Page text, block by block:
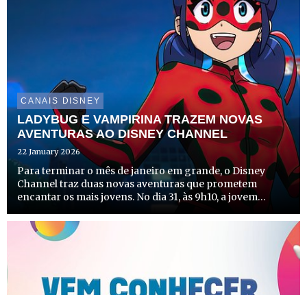
CANAIS DISNEY
LADYBUG E VAMPIRINA TRAZEM NOVAS
AVENTURAS AO DISNEY CHANNEL
22 January 2026
Para terminar o mês de janeiro em grande, o Disney
Channel traz duas novas aventuras que prometem
encantar os mais jovens. No dia 31, às 9h10, a jovem
internacional em “Miraculous World: As Aventuras de
Ladybug em Tóquio, S...